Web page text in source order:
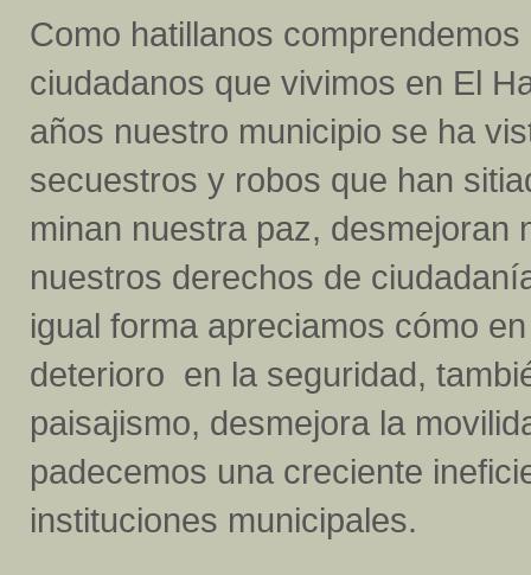
Como hatillanos
ciudadanos que vivimos en El
años nuestro municipio se ha
secuestros y robos que han
minan nuestra paz,
nuestros derechos de
igual forma apreciamos cómo
deterioro en la seguridad,
paisajismo, desmejora la
padecemos una creciente
instituciones municipales.